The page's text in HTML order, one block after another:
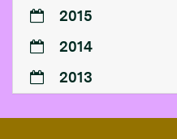
2015
2014
2013